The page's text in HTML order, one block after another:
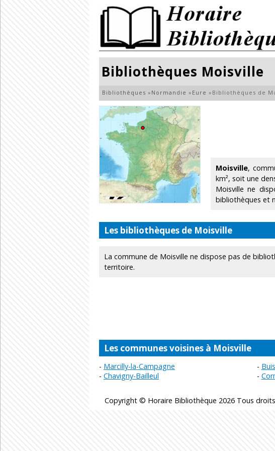
Bibliothèques Moisville
Bibliothèques » Normandie » Eure » Bibliothèques de
Moisville,
km², soit une
Moisville ne
bibliothèques et
Les bibliothèques de Moisville
La commune de Moisville ne dispose pas de
territoire.
Les communes voisines à Moisville
Marcilly-la-Campagne
Chavigny-Bailleul
Copyright © Horaire Bibliothèque 2026 Tous